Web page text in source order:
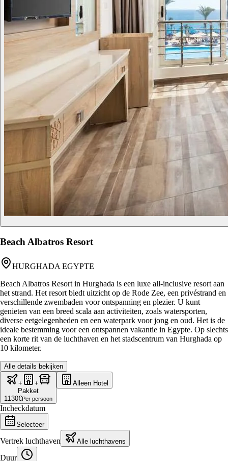
Beach Albatros Resort
HURGHADA EGYPTE
Beach Albatros Resort in Hurghada is een luxe all-inclusive resort aan
het strand. Het resort biedt uitzicht op de Rode Zee, een privéstrand en
verschillende zwembaden voor ontspanning en plezier. U kunt
genieten van een breed scala aan activiteiten, zoals watersporten,
diverse eetgelegenheden en een waterpark voor jong en oud. Het is de
ideale bestemming voor een ontspannen vakantie in Egypte. Op slechts
een korte rit van de luchthaven en het stadscentrum van Hurghada op
10 kilometer.
Alle details bekijken
+
+
Pakket
1130€Per persoon
Alleen Hotel
Incheckdatum
Selecteer
Vertrek luchthaven Alle luchthavens
Duur